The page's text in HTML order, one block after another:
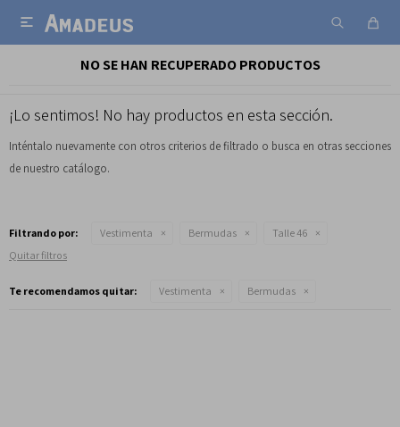

NO SE HAN RECUPERADO PRODUCTOS
¡Lo sentimos! No hay productos en esta sección.
Inténtalo nuevamente con otros criterios de filtrado o busca en otras secciones
de nuestro catálogo.
Filtrando por: Vestimenta Bermudas
Talle 46
Quitar filtros
Te recomendamos quitar: Vestimenta Bermudas